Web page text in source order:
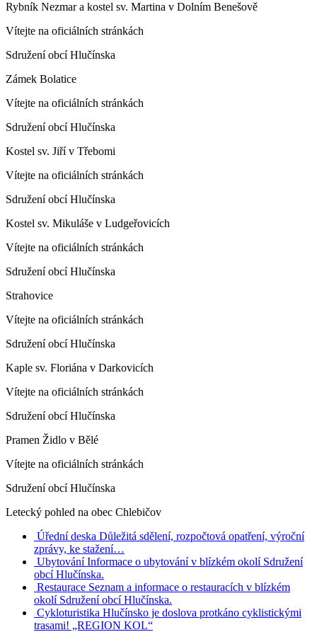
Rybník Nezmar a kostel sv. Martina v Dolním Benešově
Vítejte na oficiálních stránkách
Sdružení obcí Hlučínska
Zámek Bolatice
Vítejte na oficiálních stránkách
Sdružení obcí Hlučínska
Kostel sv. Jiří v Třebomi
Vítejte na oficiálních stránkách
Sdružení obcí Hlučínska
Kostel sv. Mikuláše v Ludgeřovicích
Vítejte na oficiálních stránkách
Sdružení obcí Hlučínska
Strahovice
Vítejte na oficiálních stránkách
Sdružení obcí Hlučínska
Kaple sv. Floriána v Darkovicích
Vítejte na oficiálních stránkách
Sdružení obcí Hlučínska
Pramen Židlo v Bělé
Vítejte na oficiálních stránkách
Sdružení obcí Hlučínska
Letecký pohled na obec Chlebičov
Úřední deska Důležitá sdělení, rozpočtová opatření, výroční
zprávy, ke stažení…
Ubytování Informace o ubytování v blízkém okolí Sdružení
obcí Hlučínska.
Restaurace Seznam a informace o restauracích v blízkém
okolí Sdružení obcí Hlučínska.
Cykloturistika Hlučínsko je doslova protkáno cyklistickými
trasami! „REGION KOL“